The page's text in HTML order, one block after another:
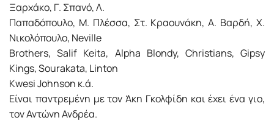
Ξαρχάκο, Γ. Σπανό, Λ.
Παπαδόπουλο, Μ. Πλέσσα, Στ. Κραουνάκη, Α. Βαρδή, Χ.
Νικολόπουλο, Neville
Brothers, Salif Keita, Alpha Blondy, Christians, Gipsy
Kings, Sourakata, Linton
Kwesi Johnson κ.ά.
Είναι παντρεμένη με τον Άκη Γκολφίδη και έχει ένα γιο,
τον Αντώνη Ανδρέα.